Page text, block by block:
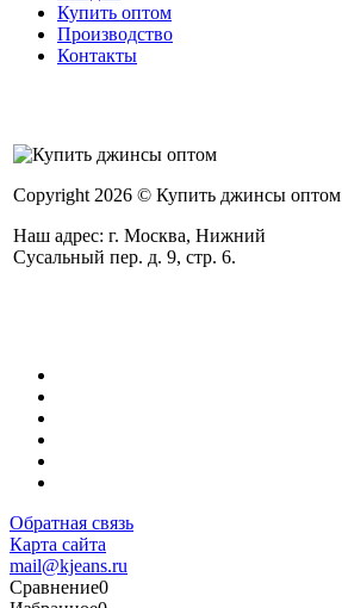
Купить оптом
Производство
Контакты
Copyright 2026 © Купить джинсы оптом
Наш адрес: г. Москва, Нижний
Сусальный пер. д. 9, стр. 6.
Обратная связь
Карта сайта
mail@kjeans.ru
Сравнение0